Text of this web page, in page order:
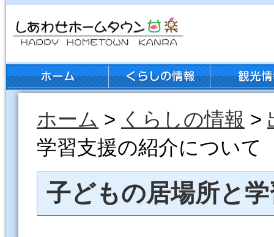
ホーム > くらしの情報 >
学習支援の紹介について
子どもの居場所と